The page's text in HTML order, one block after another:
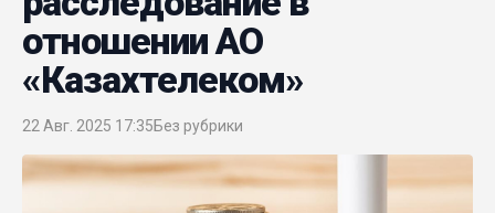
отношении АО
«Казахтелеком»
22 Авг. 2025 17:35Без рубрики